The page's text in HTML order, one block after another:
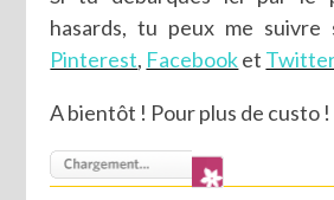
hasards, tu peux me suivre
Pinterest, Facebooket
A bientôt ! Pour plus de custo !